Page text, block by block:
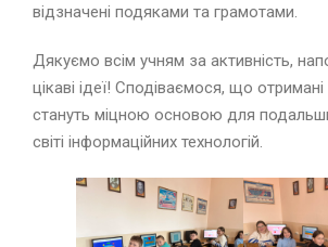
відзначені подяками та грамотами.
Дякуємо всім учням за активність,
цікаві ідеї! Сподіваємося, що
стануть міцною основою для
світі інформаційних технологій.